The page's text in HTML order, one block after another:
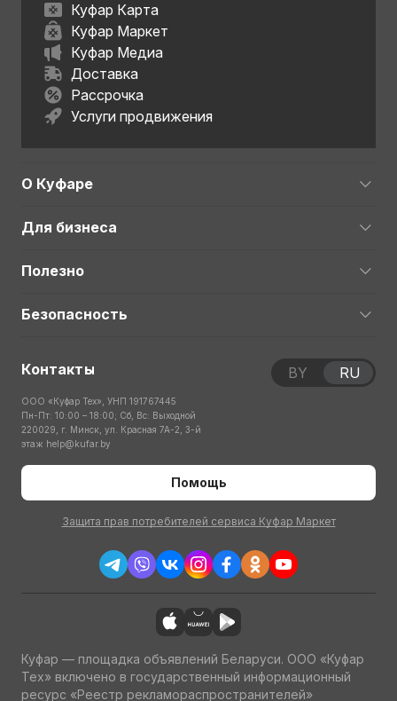
Куфар Карта
Куфар Маркет
Куфар Медиа
Доставка
Рассрочка
Услуги продвижения
О Куфаре
Для бизнеса
Полезно
Безопасность
Контакты
ООО «Куфар Тех», УНП 191767445
Пн-Пт: 10:00 – 18:00; Сб, Вс: Выходной
220029, г. Минск, ул. Красная 7А-2, 3-й
этаж help@kufar.by
Помощь
Защита прав потребителей сервиса Куфар Маркет
BY RU
Куфар — площадка объявлений Беларуси. ООО «Куфар
Тех» включено в государственный информационный
ресурс «Реестр рекламораспространителей»